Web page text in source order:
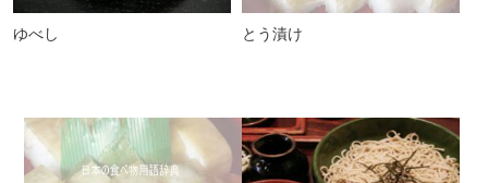
ゆべし とう漬け